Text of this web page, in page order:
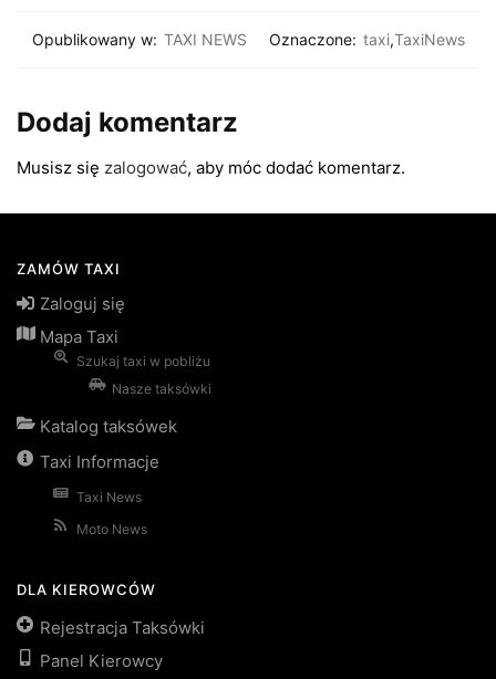
Opublikowany w: TAXI NEWS Oznaczone: taxi,TaxiNews
Dodaj komentarz
Musisz się zalogować, aby móc dodać komentarz.
ZAMÓW TAXI
Zaloguj się
Mapa Taxi
Szukaj taxi w pobliżu
Nasze taksówki
Katalog taksówek
Taxi Informacje
Taxi News
Moto News
DLA KIEROWCÓW
Rejestracja Taksówki
Panel Kierowcy